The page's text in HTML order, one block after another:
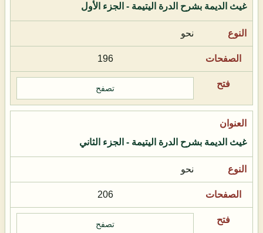
غيث الديمة بشرح الدرة اليتيمة - الجزء الأول
نحو
196
تصفح
غيث الديمة بشرح الدرة اليتيمة - الجزء الثاني
نحو
206
تصفح